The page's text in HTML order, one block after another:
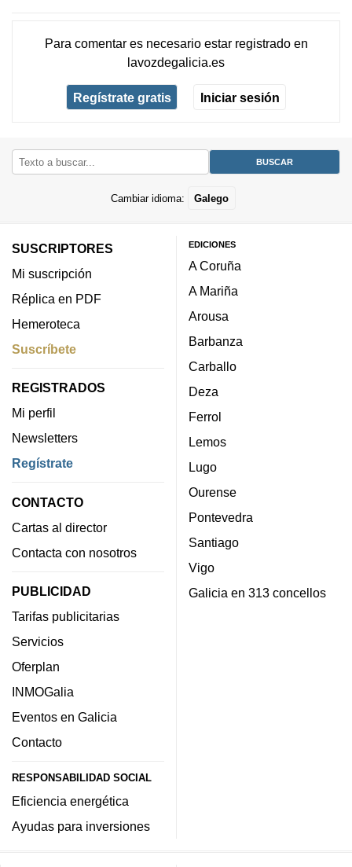
Para comentar es necesario estar registradoen
lavozdegalicia.es
Regístrate gratis Iniciar sesión
Cambiar idioma: Galego
SUSCRIPTORES
Mi suscripción
Réplica en PDF
Hemeroteca
Suscríbete
REGISTRADOS
Mi perfil
Newsletters
Regístrate
CONTACTO
Cartas al director
Contacta con nosotros
PUBLICIDAD
Tarifas publicitarias
Servicios
Oferplan
INMOGalia
Eventos en Galicia
Contacto
RESPONSABILIDAD SOCIAL
Eficiencia energética
Ayudas para inversiones
EDICIONES
A Coruña
A Mariña
Arousa
Barbanza
Carballo
Deza
Ferrol
Lemos
Lugo
Ourense
Pontevedra
Santiago
Vigo
Galicia en 313 concellos